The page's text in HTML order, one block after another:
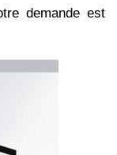
demande est